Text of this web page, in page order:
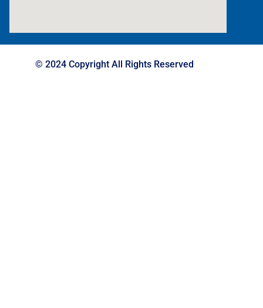
© 2024 Copyright All Rights Reserved